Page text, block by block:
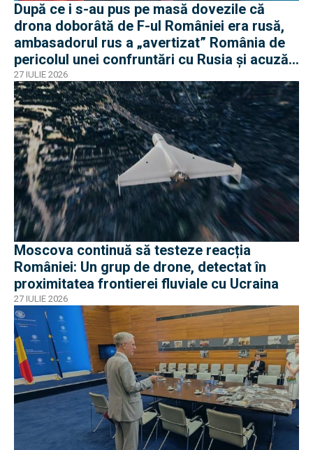
După ce i s-au pus pe masă dovezile că
drona doborâtă de F-ul României era rusă,
ambasadorul rus a „avertizat” România de
pericolul unei confruntări cu Rusia și acuză
o „înscenare propagandistă”
27 IULIE 2026
Moscova continuă să testeze reacția
României: Un grup de drone, detectat în
proximitatea frontierei fluviale cu Ucraina
27 IULIE 2026